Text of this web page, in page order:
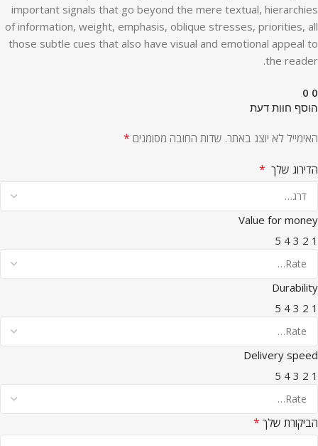
important signals that go beyond the mere textual, hierarchies
of information, weight, emphasis, oblique stresses, priorities, all
those subtle cues that also have visual and emotional appeal to
the reader.
0
0
הוסף חוות דעת
האימייל לא יוצג באתר. שדות החובה מסומנים *
הדירוג שלך *
Value for money
1
2
3
4
5
Durability
1
2
3
4
5
Delivery speed
1
2
3
4
5
הביקורת שלך *